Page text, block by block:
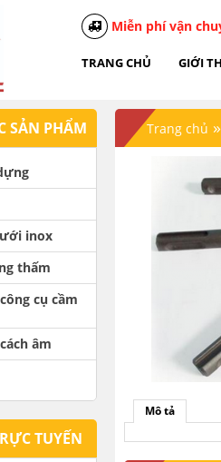
Miễn phí vận
TRANG CHỦ GIỚI
SẢN PHẨM
inox
thấm
cụ cầm
âm
TUYẾN
Trang chủ »
Mô tả